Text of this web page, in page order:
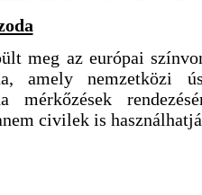
meg az európai
amely nemzetközi
mérkőzések
civilek is